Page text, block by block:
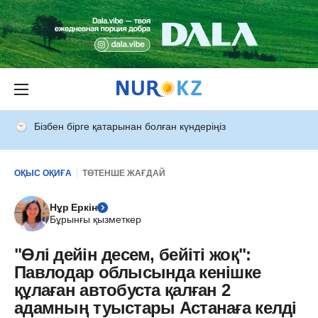
Бізбен бірге қатарынан болған күндеріңіз
ОҚЫС ОҚИҒА ТӨТЕНШЕ ЖАҒДАЙ
Нұр Еркін
Бұрынғы қызметкер
"Өлі дейін десем, бейіті жоқ":
Павлодар облысында кенішке
құлаған автобуста қалған 2
адамның туыстары Астанаға келді